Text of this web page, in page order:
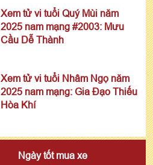
Xem tử vi tuổi Quý Mùi năm
2025 nam mạng #2003: Mưu
Cầu Dễ Thành
Xem tử vi tuổi Nhâm Ngọ năm
2025 nam mạng: Gia Đạo Thiếu
Hòa Khí
Ngày tốt mua xe